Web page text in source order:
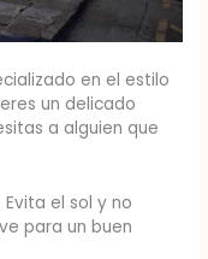
en el estilo
un delicado
a alguien que
el sol y no
para un buen